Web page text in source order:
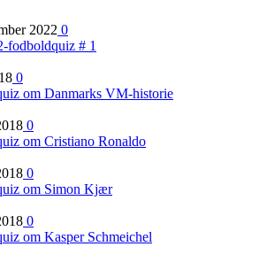
2022 0
fodboldquiz # 1
0
om Danmarks VM-historie
0
om Cristiano Ronaldo
0
om Simon Kjær
0
om Kasper Schmeichel